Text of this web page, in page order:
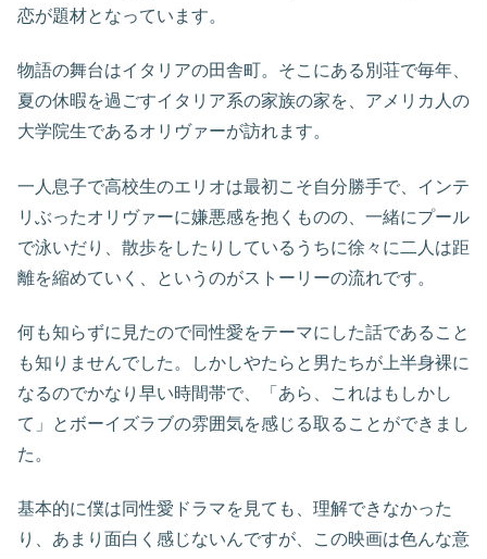
恋が題材となっています。
物語の舞台はイタリアの田舎町。そこにある別荘で毎年、
夏の休暇を過ごすイタリア系の家族の家を、アメリカ人の
大学院生であるオリヴァーが訪れます。
一人息子で高校生のエリオは最初こそ自分勝手で、インテ
リぶったオリヴァーに嫌悪感を抱くものの、一緒にプール
で泳いだり、散歩をしたりしているうちに徐々に二人は距
離を縮めていく、というのがストーリーの流れです。
何も知らずに見たので同性愛をテーマにした話であること
も知りませんでした。しかしやたらと男たちが上半身裸に
なるのでかなり早い時間帯で、「あら、これはもしかし
て」とボーイズラブの雰囲気を感じる取ることができまし
た。
基本的に僕は同性愛ドラマを見ても、理解できなかった
り、あまり面白く感じないんですが、この映画は色んな意